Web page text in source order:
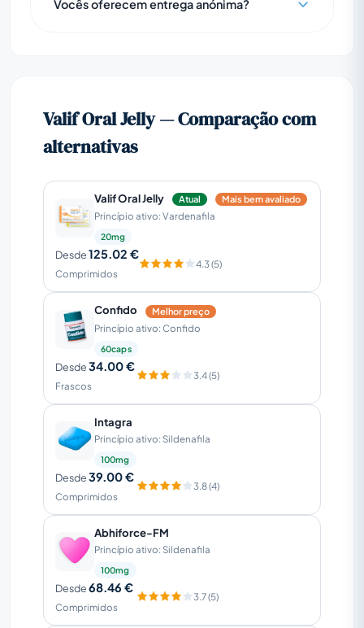
Vocês oferecem entrega anónima?
Valif Oral Jelly — Comparação com
alternativas
Valif Oral Jelly Atual Mais bem avaliado
Princípio ativo: Vardenafila
20mg
Desde125.02 €
Comprimidos
4.3 (5)
Confido Melhor preço
Princípio ativo: Confido
60caps
Desde34.00 €
Frascos
3.4 (5)
Intagra
Princípio ativo: Sildenafila
100mg
Desde39.00 €
Comprimidos
3.8 (4)
Abhiforce-FM
Princípio ativo: Sildenafila
100mg
Desde68.46 €
Comprimidos
3.7 (5)